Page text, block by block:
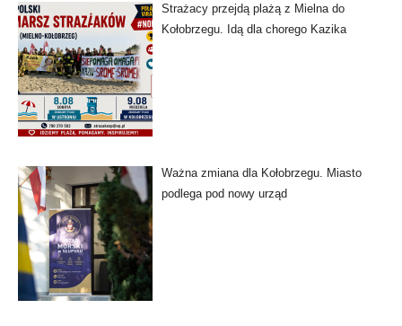
Strażacy przejdą plażą z Mielna do
Kołobrzegu. Idą dla chorego Kazika
Ważna zmiana dla Kołobrzegu. Miasto
podlega pod nowy urząd